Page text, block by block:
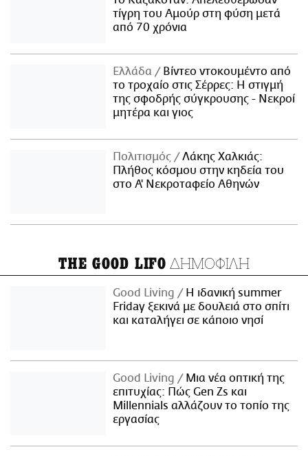
τίγρη του Αμούρ στη φύση μετά
από 70 χρόνια
Ελλάδα
Βίντεο ντοκουμέντο από
το τροχαίο στις Σέρρες: Η στιγμή
της σφοδρής σύγκρουσης - Νεκροί
μητέρα και γιος
Πολιτισμός
Λάκης Χαλκιάς:
Πλήθος κόσμου στην κηδεία του
στο Α' Νεκροταφείο Αθηνών
THE GOOD LIFO ΔΗΜΟΦΙΛΗ
Good Living
Η ιδανική summer
Friday ξεκινά με δουλειά στο σπίτι
και καταλήγει σε κάποιο νησί
Good Living
Μια νέα οπτική της
επιτυχίας: Πώς Gen Zs και
Millennials αλλάζουν το τοπίο της
εργασίας